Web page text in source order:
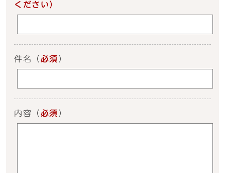
ください）
件名 （ 必須 ）
内容 （ 必須 ）